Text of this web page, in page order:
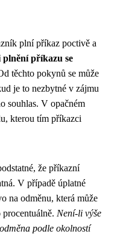
plní příkaz poctivě a
plnění příkazu se
těchto pokynů se může
je to nezbytné v zájmu
souhlas. V opačném
kterou tím příkazci
že příkazní
V případě úplatné
na odměnu, která může
Není-li výše
podle okolností